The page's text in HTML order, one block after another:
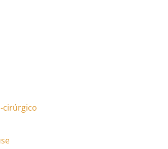
cirúrgico